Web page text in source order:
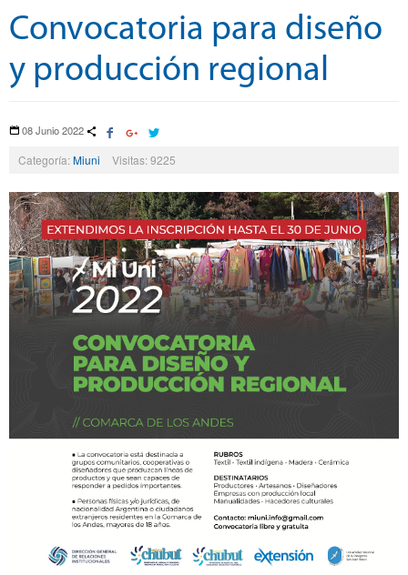
Convocatoria para diseño
y producción regional
08 Junio 2022
Categoría:Miuni Visitas: 9225